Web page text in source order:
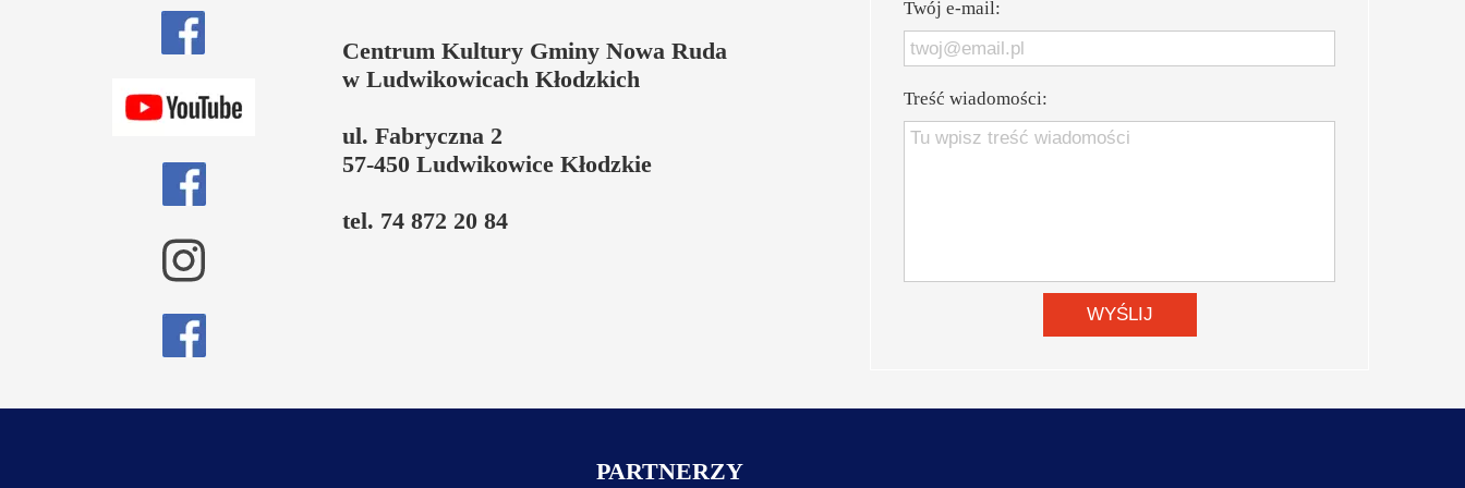
PARTNERZY
Twój e-mail:
Treść wiadomości:
WYŚLIJ
Centrum Kultury Gminy Nowa Ruda
w Ludwikowicach Kłodzkich
ul. Fabryczna 2
57-450 Ludwikowice Kłodzkie
tel. 74 872 20 84